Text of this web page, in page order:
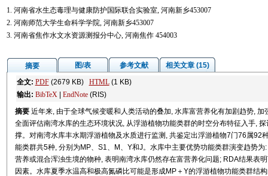
1. 河南省水生态毒理与健康防护国际联合实验室, 河南新乡453007
2. 河南师范大学生命科学学院, 河南新乡453007
3. 河南省焦作水文水资源测报分中心, 河南焦作 454003
摘要 图/表 参考文献
相关文章 (15)
全文: PDF(2679 KB) HTML(1 KB)
输出: BibTeX| EndNote(RIS)
摘要 近年来, 由于全球气候变暖和人类活动的叠加, 水库富营养化有加剧趋势,
全面评估南湾水库的生态环境状况, 从浮游植物功能类群的时空分布特征入手,
撑。对南湾水库丰水期浮游植物及水质进行监测, 共鉴定出浮游植物7门76属92
能类群共5种, 分别为MP、S1、M、Y和J。水库中主要优势功能类群演变趋势
营养或混合浑浊生境的物种, 表明南湾水库仍然存在富营养化问题; RDA结果表
因素。水库夏季水温高和极高氮磷比可能是形成MP＋Y的浮游植物功能类群结